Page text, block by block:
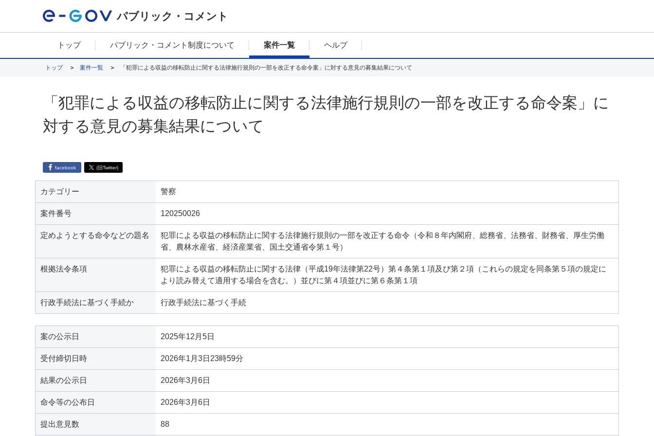
パブリック・コメント
トップ パブリック・コメント制度について 案件一覧 ヘルプ
トップ 案件一覧 「犯罪による収益の移転防止に関する法律施行規則の一部を改正する命令案」に対する意見の募集結果について
「犯罪による収益の移転防止に関する法律施行規則の一部を改正する命令案」に
対する意見の募集結果について
facebook (旧Twitter)
カテゴリー 警察
案件番号 120250026
定めようとする命令などの題名
犯罪による収益の移転防止に関する法律施行規則の一部を改正する命令（令和８年内閣府、総務省、法務省、財務省、厚生労働
省、農林水産省、経済産業省、国土交通省令第１号）
根拠法令条項
犯罪による収益の移転防止に関する法律（平成19年法律第22号）第４条第１項及び第２項（これらの規定を同条第５項の規定に
より読み替えて適用する場合を含む。）並びに第４項並びに第６条第１項
行政手続法に基づく手続か 行政手続法に基づく手続
案の公示日 2025年12月5日
受付締切日時 2026年1月3日23時59分
結果の公示日 2026年3月6日
命令等の公布日 2026年3月6日
提出意見数 88